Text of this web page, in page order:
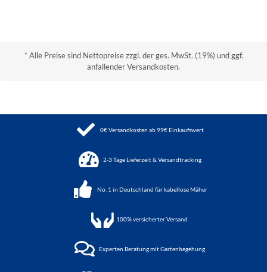
* Alle Preise sind Nettopreise zzgl. der ges. MwSt. (19%) und ggf.
anfallender Versandkosten.
0€ Versandkosten ab 99€ Einkaufswert
2-3 Tage Lieferzeit & Versandtracking
No. 1 in Deutschland für kabellose Mäher
100%versicherter Versand
Experten Beratung mit Gartenbegehung